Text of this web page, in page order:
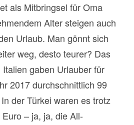
als Mitbringsel für Oma
Alter steigen auch
Urlaub. Man gönnt sich
weg, desto teurer? Das
gaben Urlauber für
2017 durchschnittlich 99
der Türkei waren es trotz
– ja, ja, die All-